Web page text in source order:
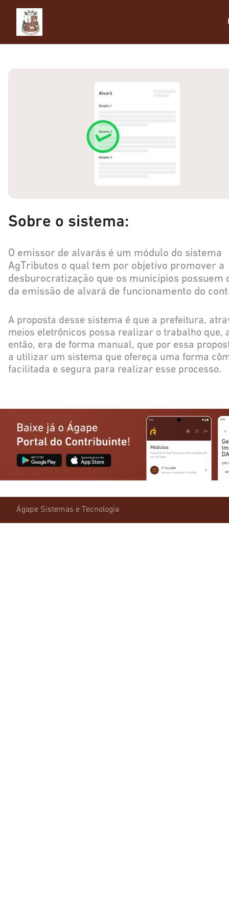
Sobre o sistema:
O emissor de alvarás é um módulo do sistema
AgTributos o qual tem por objetivo promover a
desburocratização que os municípios possuem
da emissão de alvará de funcionamento do
A proposta desse sistema é que a prefeitura,
meios eletrônicos possa realizar o trabalho que,
então, era de forma manual, que por essa
a utilizar um sistema que ofereça uma forma
facilitada e segura para realizar esse processo.
Ágape Sistemas e Tecnologia